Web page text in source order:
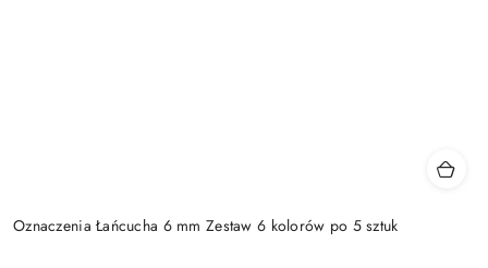
Oznaczenia Łańcucha 6 mm Zestaw 6 kolorów po 5 sztuk